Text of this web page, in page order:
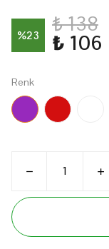
%23 ₺ 138
₺ 106
Renk